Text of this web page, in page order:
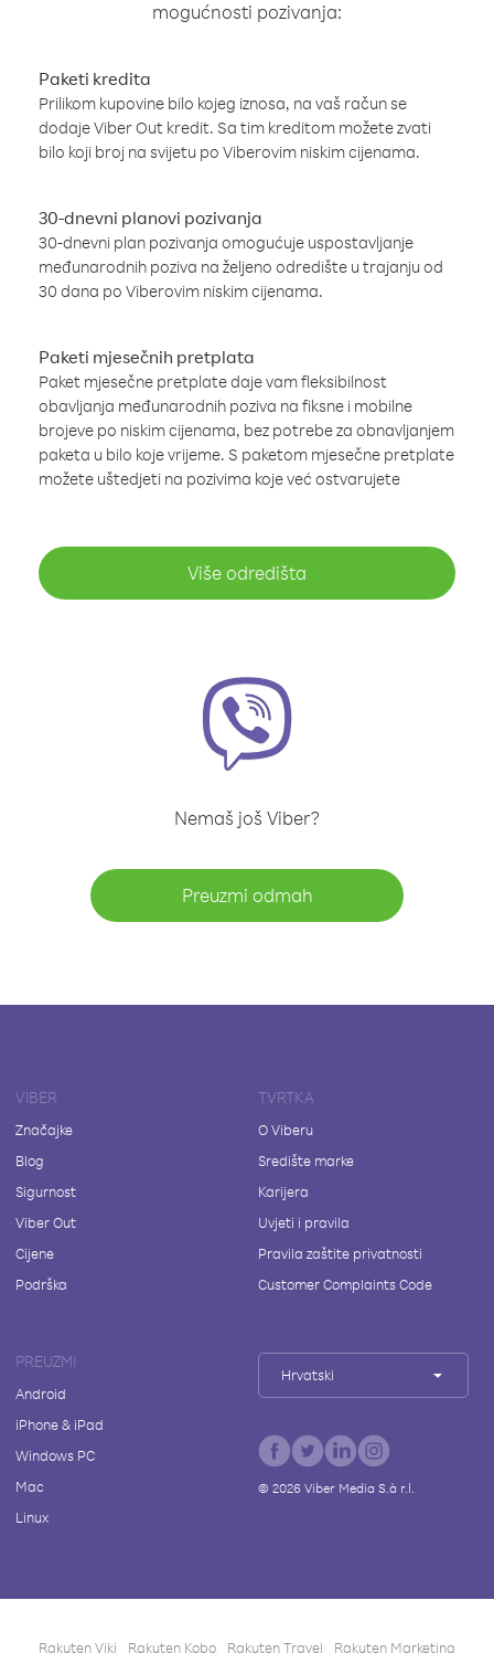
mogućnosti pozivanja:
Paketi kredita
Prilikom kupovine bilo kojeg iznosa, na vaš račun se
dodaje Viber Out kredit. Sa tim kreditom možete zvati
bilo koji broj na svijetu po Viberovim niskim cijenama.
30-dnevni planovi pozivanja
30-dnevni plan pozivanja omogućuje uspostavljanje
međunarodnih poziva na željeno odredište u trajanju od
30 dana po Viberovim niskim cijenama.
Paketi mjesečnih pretplata
Paket mjesečne pretplate daje vam fleksibilnost
obavljanja međunarodnih poziva na fiksne i mobilne
brojeve po niskim cijenama, bez potrebe za obnavljanjem
paketa u bilo koje vrijeme. S paketom mjesečne pretplate
možete uštedjeti na pozivima koje već ostvarujete
Više odredišta
Nemaš još Viber?
Preuzmi odmah
VIBER
Značajke
Blog
Sigurnost
Viber Out
Cijene
Podrška
TVRTKA
O Viberu
Središte marke
Karijera
Uvjeti i pravila
Pravila zaštite privatnosti
Customer Complaints Code
PREUZMI
Android
iPhone & iPad
Windows PC
Mac
Linux
Hrvatski
© 2026Viber Media S.à r.l.
Rakuten Viki Rakuten Kobo Rakuten Travel Rakuten Marketing